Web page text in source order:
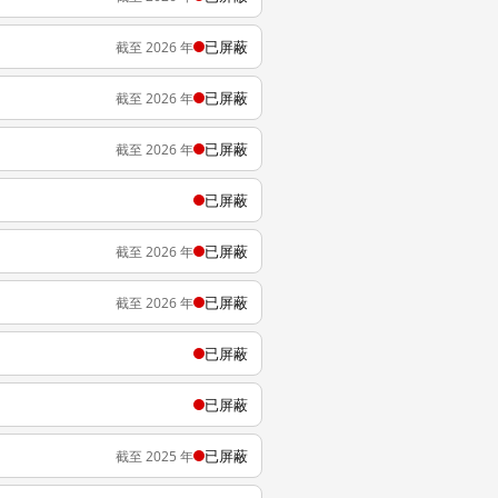
截至 2026 年 已屏蔽
截至 2026 年 已屏蔽
截至 2026 年 已屏蔽
已屏蔽
截至 2026 年 已屏蔽
截至 2026 年 已屏蔽
已屏蔽
已屏蔽
截至 2025 年 已屏蔽